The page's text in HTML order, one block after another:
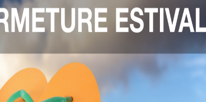
de se déshabiller totalement). La
des pièces à main et améliore la
si deux zones sont traitées
refroidissent progressivement et se
patient se détendre. Elle repasse
se reposer, lire, surfer sur internet
être ressentis en début de séance,